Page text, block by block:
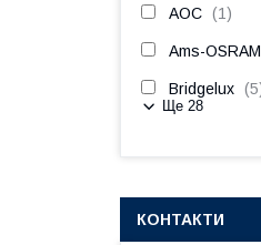
AOC 1
Ams-OSRAM
Bridgelux 5
Ще 28
КОНТАКТИ